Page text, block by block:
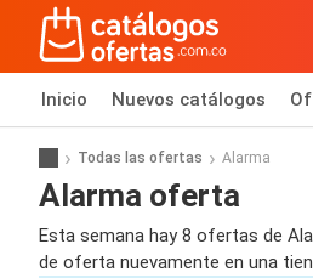
Inicio Nuevos catálogos
Todas las ofertas Alarma
Alarma oferta
Esta semana hay 8 ofertas de
de oferta nuevamente en una